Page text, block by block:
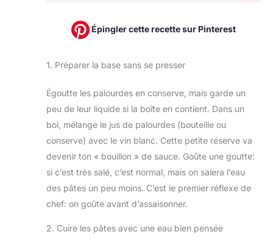
Épingler cette recette sur Pinterest
1. Préparer la base sans se presser
Égoutte les palourdes en conserve, mais garde un
peu de leur liquide si la boîte en contient. Dans un
bol, mélange le jus de palourdes (bouteille ou
conserve) avec le vin blanc. Cette petite réserve va
devenir ton « bouillon » de sauce. Goûte une goutte:
si c’est très salé, c’est normal, mais on salera l’eau
des pâtes un peu moins. C’est le premier réflexe de
chef: on goûte avant d’assaisonner.
2. Cuire les pâtes avec une eau bien pensée